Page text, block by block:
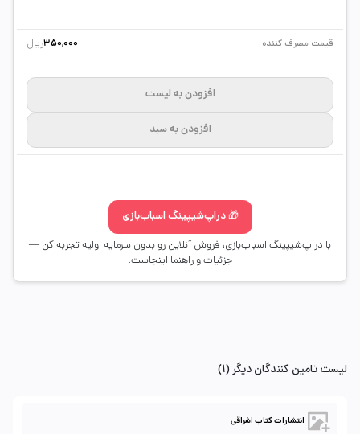
قیمت مصرف کننده 350,000ریال
افزودن به لیست
افزودن به سبد
🎁 دراپ‌شیپینگ اسباب‌بازی
با دراپ‌شیپینگ اسباب‌بازی، فروش آنلاین رو بدون سرمایه اولیه تجربه کن —
جزئیات و راهنما اینجاست.
لیست تامین کنندگان دیگر (1)
انتشارات کتاب اشراقی